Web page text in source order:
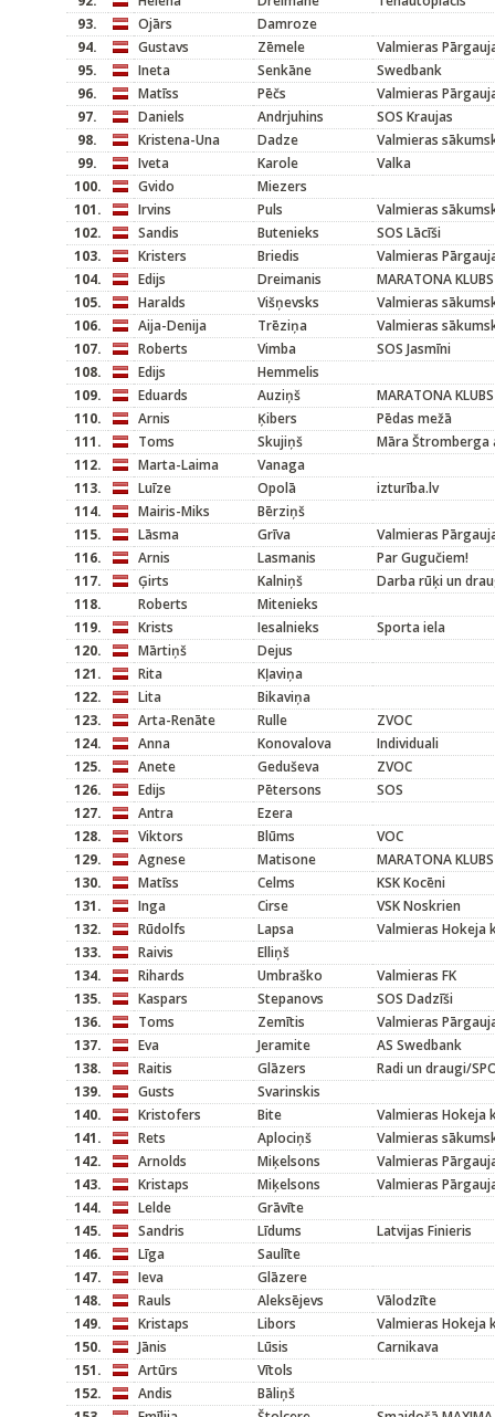
93.
Ojārs
Damroze
94.
Gustavs Zēmele
Valmieras
95.
Ineta Senkāne
Swedbank
96.
Matīss Pēčs
Valmieras
97.
Daniels Andrjuhins
SOS Kraujas
98.
Kristena-Una Dadze
Valmieras
99.
Iveta Karole
Valka
100.
Gvido
Miezers
101.
Irvins Puls
Valmieras
102.
Sandis Butenieks
SOS Lācīši
103.
Kristers Briedis
Valmieras
104.
Edijs Dreimanis
MARATONA KLUBS
105.
Haralds Višņevsks
Valmieras
106.
Aija-Denija Trēziņa
Valmieras
107.
Roberts Vimba
SOS Jasmīni
108.
Edijs
Hemmelis
109.
Eduards Auziņš
MARATONA KLUBS
110.
Arnis Ķibers
Pēdas mežā
111.
Toms Skujiņš
Māra Štromberga
112.
Marta-Laima
Vanaga
113.
Luīze Opolā
izturība.lv
114.
Mairis-Miks
Bērziņš
115.
Lāsma Grīva
Valmieras
116.
Arnis Lasmanis
Par Gugučiem!
117.
Ģirts Kalniņš
Darba rūķi un
118.
Roberts
Mitenieks
119.
Krists Iesalnieks
Sporta iela
120.
Mārtiņš
Dejus
121.
Rita
Kļaviņa
122.
Lita
Bikaviņa
123.
Arta-Renāte Rulle
ZVOC
124.
Anna Konovalova
Individuali
125.
Anete Geduševa
ZVOC
126.
Edijs Pētersons
SOS
127.
Antra
Ezera
128.
Viktors Blūms
VOC
129.
Agnese Matisone
MARATONA KLUBS
130.
Matīss Celms
KSK Kocēni
131.
Inga Cirse
VSK Noskrien
132.
Rūdolfs Lapsa
Valmieras Hokeja
133.
Raivis
Elliņš
134.
Rihards Umbraško
Valmieras FK
135.
Kaspars Stepanovs
SOS Dadzīši
136.
Toms Zemītis
Valmieras
137.
Eva Jeramite
AS Swedbank
138.
Raitis Glāzers
Radi un draugi/
139.
Gusts
Svarinskis
140.
Kristofers Bite
Valmieras Hokeja
141.
Rets Aplociņš
Valmieras
142.
Arnolds Miķelsons
Valmieras
143.
Kristaps Miķelsons
Valmieras
144.
Lelde
Grāvīte
145.
Sandris Līdums
Latvijas Finieris
146.
Līga
Saulīte
147.
Ieva
Glāzere
148.
Rauls Aleksējevs
Vālodzīte
149.
Kristaps Libors
Valmieras Hokeja
150.
Jānis Lūsis
Carnikava
151.
Artūrs
Vītols
152.
Andis
Bāliņš